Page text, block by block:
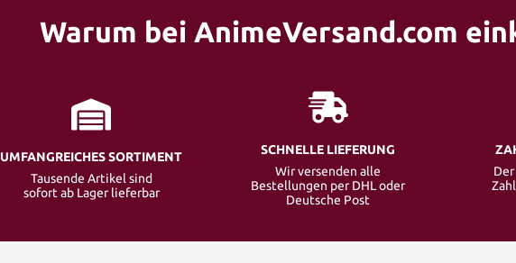
Warum bei AnimeVersand.com
UMFANGREICHES SORTIMENT
Tausende Artikel sind
sofort ab Lager lieferbar
SCHNELLE LIEFERUNG
Wir versenden alle
Bestellungen per DHL oder
Deutsche Post